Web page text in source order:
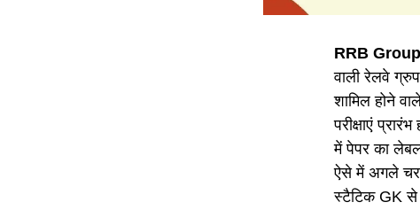
RRB
वाली रेलवे
शामिल होने
परीक्षाएं
में पेपर का
ऐसे में अगले
स्टैटिक GK से